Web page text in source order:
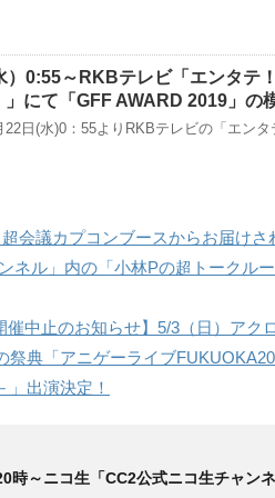
）0:55～RKBテレビ「エンタテ
」にて「GFF AWARD 2019」の
22日(水)0：55よりRKBテレビの「エン
会議カプコンブースからお届けさ
ネル」内の「小林Pの超トークル
催中止のお知らせ】5/3（日）アク
祭典「アニゲーライブ
」出演決定！
時～ニコ生「CC2公式ニコ生チャン